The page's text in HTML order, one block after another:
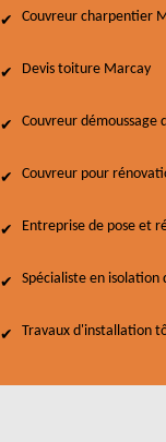
Couvreur charpentier
Devis toiture Marcay
Couvreur
Couvreur pour
Entreprise de pose et
Spécialiste en isolation
Travaux d'installation